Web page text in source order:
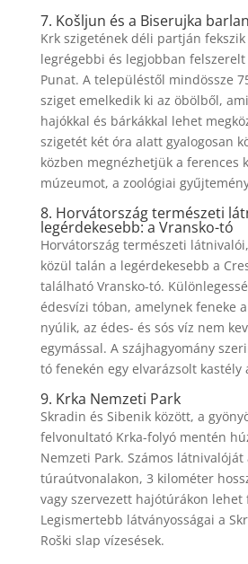
7. Košljun és a Biserujka
Krk szigetének déli partján
legrégebbi és legjobban
Punat. A településtől mindössze
sziget emelkedik ki az öbölből,
hajókkal és bárkákkal lehet
szigetét két óra alatt gyalogosan
közben megnézhetjük a ferences
múzeumot, a zoológiai
8. Horvátország természeti
legérdekesebb: a Vransko-tó
Horvátország természeti
közül talán a legérdekesebb a
található Vransko-tó.
édesvízi tóban, amelynek feneke
nyúlik, az édes- és sós víz nem
egymással. A szájhagyomány
tó fenekén egy elvarázsolt kastély
9. Krka Nemzeti Park
Skradin és Sibenik között, a
felvonultató Krka-folyó mentén
Nemzeti Park. Számos
túraútvonalakon, 3 kilométer
vagy szervezett hajótúrákon lehet
Legismertebb látványosságai a
Roški slap vízesések.